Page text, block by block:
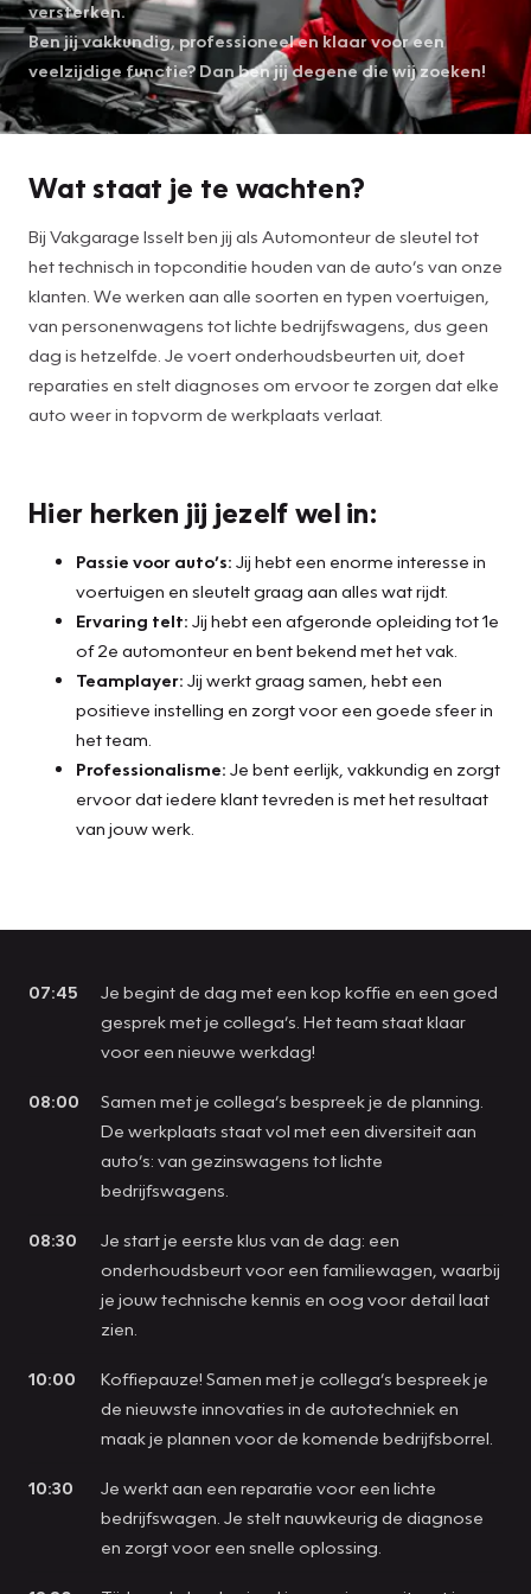
versterken.
Ben jij vakkundig, professioneel en klaar voor een
veelzijdige functie? Dan ben jij degene die wij zoeken!
Wat staat je te wachten?
Bij Vakgarage Isselt ben jij als Automonteur de sleutel tot
het technisch in topconditie houden van de auto’s van onze
klanten. We werken aan alle soorten en typen voertuigen,
van personenwagens tot lichte bedrijfswagens, dus geen
dag is hetzelfde. Je voert onderhoudsbeurten uit, doet
reparaties en stelt diagnoses om ervoor te zorgen dat elke
auto weer in topvorm de werkplaats verlaat.
Hier herken jij jezelf wel in:
Passie voor auto’s: Jij hebt een enorme interesse in
voertuigen en sleutelt graag aan alles wat rijdt.
Ervaring telt: Jij hebt een afgeronde opleiding tot 1e
of 2e automonteur en bent bekend met het vak.
Teamplayer: Jij werkt graag samen, hebt een
positieve instelling en zorgt voor een goede sfeer in
het team.
Professionalisme: Je bent eerlijk, vakkundig en zorgt
ervoor dat iedere klant tevreden is met het resultaat
van jouw werk.
07:45
Je begint de dag met een kop koffie en een goed
gesprek met je collega’s. Het team staat klaar
voor een nieuwe werkdag!
08:00
Samen met je collega’s bespreek je de planning.
De werkplaats staat vol met een diversiteit aan
auto’s: van gezinswagens tot lichte
bedrijfswagens.
08:30
Je start je eerste klus van de dag: een
onderhoudsbeurt voor een familiewagen, waarbij
je jouw technische kennis en oog voor detail laat
zien.
10:00
Koffiepauze! Samen met je collega’s bespreek je
de nieuwste innovaties in de autotechniek en
maak je plannen voor de komende bedrijfsborrel.
10:30
Je werkt aan een reparatie voor een lichte
bedrijfswagen. Je stelt nauwkeurig de diagnose
en zorgt voor een snelle oplossing.